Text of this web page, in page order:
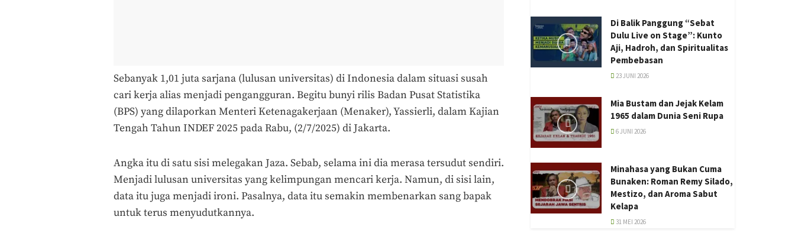
Sebanyak 1,01 juta sarjana (lulusan universitas) di Indonesia dalam situasi susah
cari kerja alias menjadi pengangguran. Begitu bunyi rilis Badan Pusat Statistika
(BPS) yang dilaporkan Menteri Ketenagakerjaan (Menaker), Yassierli, dalam Kajian
Tengah Tahun INDEF 2025 pada Rabu, (2/7/2025) di Jakarta.
Angka itu di satu sisi melegakan Jaza. Sebab, selama ini dia merasa tersudut sendiri.
Menjadi lulusan universitas yang kelimpungan mencari kerja. Namun, di sisi lain,
data itu juga menjadi ironi. Pasalnya, data itu semakin membenarkan sang bapak
untuk terus menyudutkannya.
Di Balik Panggung “Sebat
Dulu Live on Stage”: Kunto
Aji, Hadroh, dan Spiritualitas
Pembebasan
23 JUNI 2026
Mia Bustam dan Jejak Kelam
1965 dalam Dunia Seni Rupa
6 JUNI 2026
Minahasa yang Bukan Cuma
Bunaken: Roman Remy Silado,
Mestizo, dan Aroma Sabut
Kelapa
31 MEI 2026